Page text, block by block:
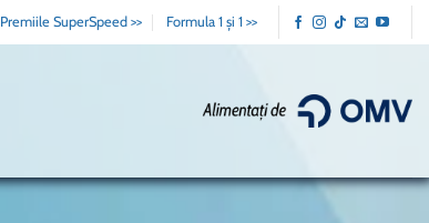
Premiile SuperSpeed >> Formula 1 și 1 >>